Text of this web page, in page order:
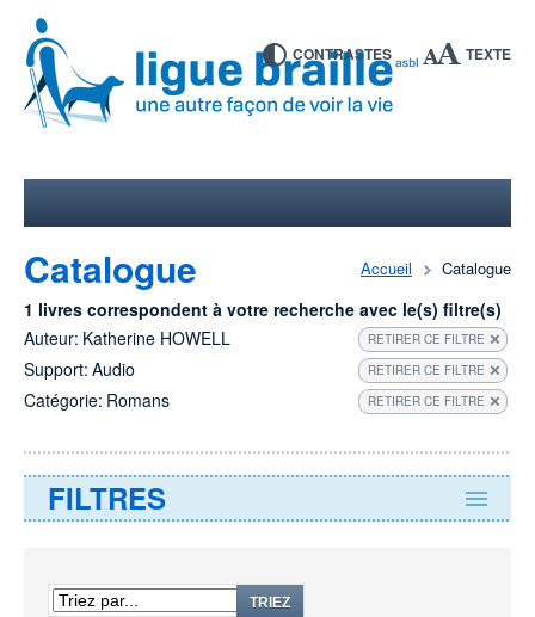
CONTRASTES TEXTE
Accueil Catalogue
Catalogue
1 livres correspondent à votre recherche avec le(s) filtre(s)
Auteur: Katherine HOWELL RETIRER CE FILTRE
Support: Audio RETIRER CE FILTRE
Catégorie: Romans RETIRER CE FILTRE
FILTRES
TRIEZ